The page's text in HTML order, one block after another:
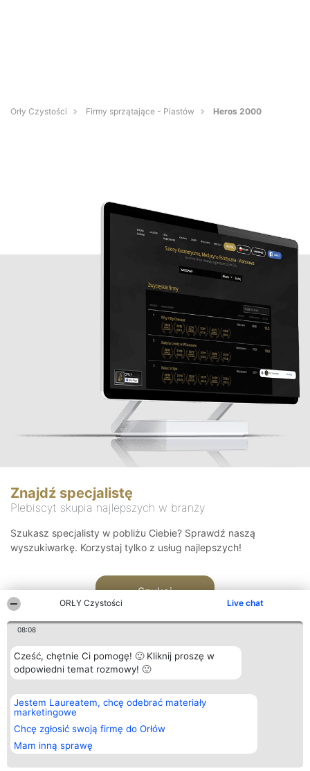
ORŁY Czystości Live chat
08:08
Cześć, chętnie Ci pomogę! 🙂 Kliknij proszę w
odpowiedni temat rozmowy! 🙂
Jestem Laureatem, chcę odebrać materiały
marketingowe
Chcę zgłosić swoją firmę do Orłów
Mam inną sprawę
Orły Czystości Firmy sprzątające - Piastów Heros 2000
Znajdź specjalistę
Plebiscyt skupia najlepszych w branży
Szukasz specjalisty w pobliżu Ciebie? Sprawdź naszą
wyszukiwarkę. Korzystaj tylko z usług najlepszych!
Szukaj
Organizator plebiscytu
Bright Side Solutions sp. z o.
o. sp. k.
ul. Ruska 22
Wrocław 50-079
KRS 0000749100 | Regon
381313360 | NIP 8943132676
Plebiscyt
Laureaci
wszystkich
Laureatów
Regulamin
Kontakt
Kontakt